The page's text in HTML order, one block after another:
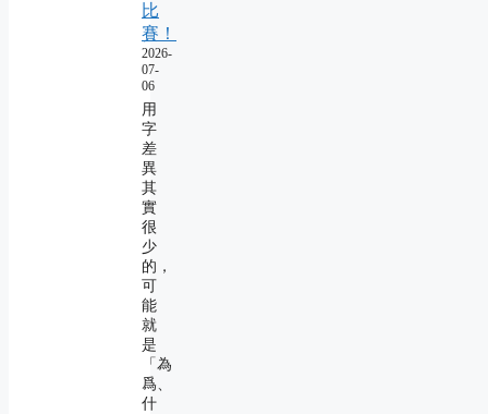
比
賽！
2026-
07-
06
用
字
差
異
其
實
很
少
的，
可
能
就
是
「為
爲、
什